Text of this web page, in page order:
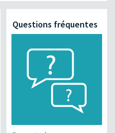
Questions fréquentes